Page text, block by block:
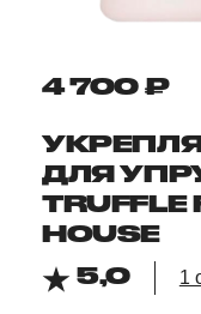
4 700 ₽
ДЛЯ
TRUFFLE
HOUSE
5,0
1